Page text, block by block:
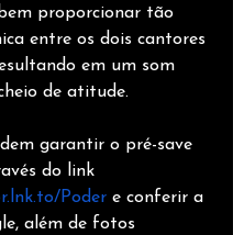
proporcionar tão
entre os dois cantores
em um som
de atitude.
garantir o pré-save
do link
Poder e conferir a
além de fotos